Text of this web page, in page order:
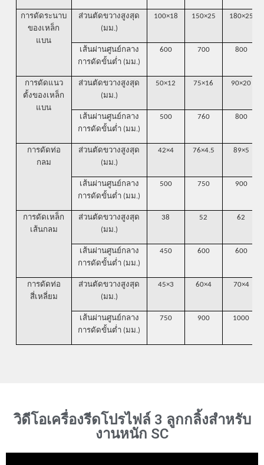
การดัดระนาบ
ของเหล็ก
แบน
ส่วนตัดขวางสูงสุด
(มม.)
100×18 150×25 180×25
เส้นผ่านศูนย์กลาง
การดัดขั้นต่ำ (มม.)
600 700 800
การดัดแนว
ตั้งของเหล็ก
แบน
ส่วนตัดขวางสูงสุด
(มม.)
50×12 75×16 90×20
เส้นผ่านศูนย์กลาง
การดัดขั้นต่ำ (มม.)
500 760 800
การดัดท่อ
กลม
ส่วนตัดขวางสูงสุด
(มม.)
42×4 76×4.5 89×5
เส้นผ่านศูนย์กลาง
การดัดขั้นต่ำ (มม.)
500 750 900
การดัดเหล็ก
เส้นกลม
ส่วนตัดขวางสูงสุด
(มม.)
38 52 62
เส้นผ่านศูนย์กลาง
การดัดขั้นต่ำ (มม.)
450 600 600
การดัดท่อ
สี่เหลี่ยม
ส่วนตัดขวางสูงสุด
(มม.)
45×3 60×4 70×4
เส้นผ่านศูนย์กลาง
การดัดขั้นต่ำ (มม.)
750 900 1000
วิดีโอเครื่องรีดโปรไฟล์ 3 ลูกกลิ้งสำหรับ
งานหนัก SC